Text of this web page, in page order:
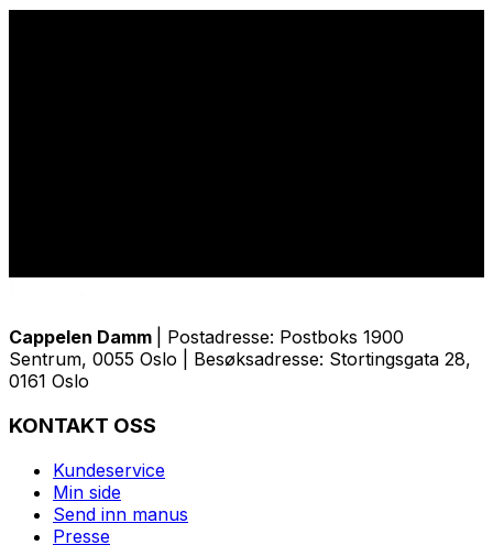
Cappelen Damm
| Postadresse: Postboks 1900
Sentrum, 0055 Oslo | Besøksadresse: Stortingsgata 28,
0161 Oslo
KONTAKT OSS
Kundeservice
Min side
Send inn manus
Presse